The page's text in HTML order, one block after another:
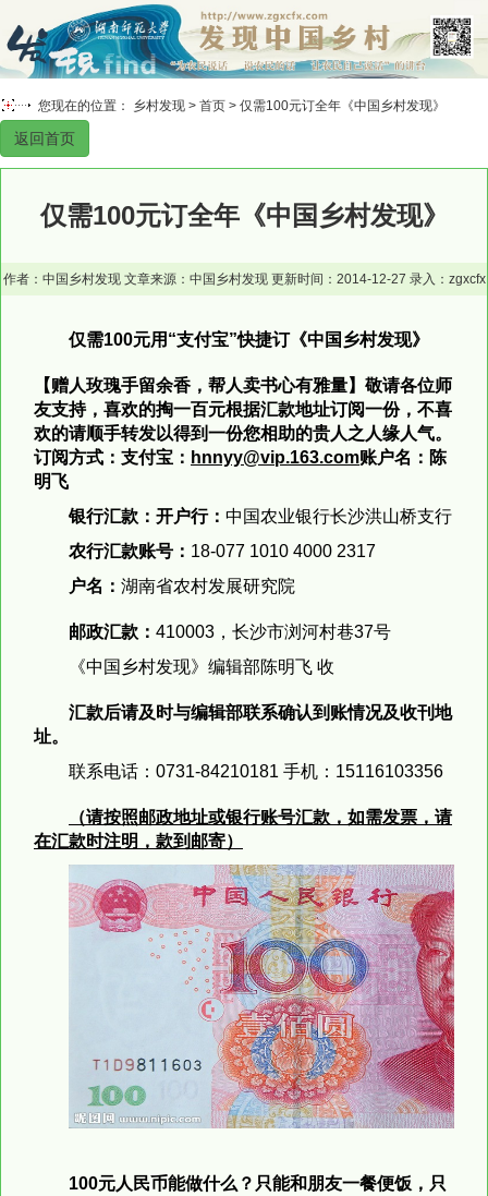
您现在的位置： 乡村发现 > 首页 > 仅需100元订全年《中国乡村发现》
返回首页
仅需100元订全年《中国乡村发现》
作者：中国乡村发现 文章来源：中国乡村发现 更新时间：2014-12-27 录入：zgxcfx
仅需100元用“支付宝”快捷订《中国乡村发现》
【赠人玫瑰手留余香，帮人卖书心有雅量】敬请各位师
友支持，喜欢的掏一百元根据汇款地址订阅一份，不喜
欢的请顺手转发以得到一份您相助的贵人之人缘人气。
订阅方式： 支付宝： hnnyy@vip.163.com账户名：陈
明飞
银行汇款：开户行： 中国农业银行长沙洪山桥支行
农行汇款账号： 18-077 1010 4000 2317
户名： 湖南省农村发展研究院
邮政汇款： 410003，长沙市浏河村巷37号
《中国乡村发现》编辑部陈明飞 收
汇款后请及时与编辑部联系确认到账情况及收刊地
址。
联系电话：0731-84210181 手机：15116103356
（请按照邮政地址或银行账号汇款，如需发票，请
在汇款时注明，款到邮寄）
100元人民币能做什么？只能和朋友一餐便饭，只